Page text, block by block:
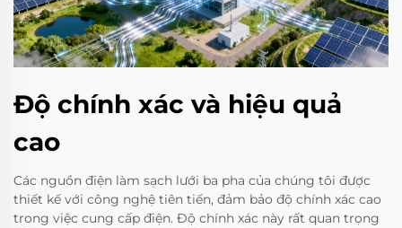
Độ chính xác và hiệu quả
cao
Các nguồn điện làm sạch lưới ba pha của chúng tôi được
thiết kế với công nghệ tiên tiến, đảm bảo độ chính xác cao
trong việc cung cấp điện. Độ chính xác này rất quan trọng